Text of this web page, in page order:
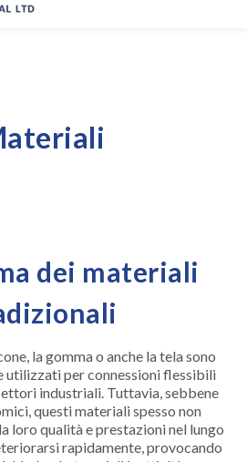
dei materiali
la gomma o anche la tela sono
utilizzati per connessioni flessibili
industriali. Tuttavia, sebbene
questi materiali spesso non
loro qualità e prestazioni nel lungo
rapidamente, provocando